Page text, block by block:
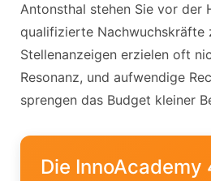
Antonsthal stehen Sie vor der
qualifizierte Nachwuchskräfte
Stellenanzeigen erzielen oft
Resonanz, und aufwendige
sprengen das Budget kleiner
Die InnoAcademy